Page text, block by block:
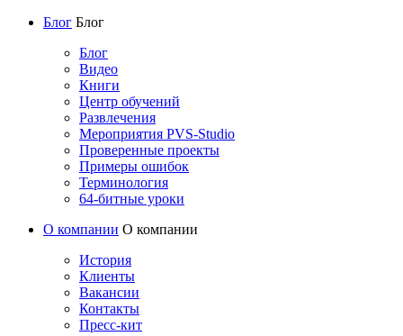
Блог Блог
Блог
Видео
Книги
Центр обучений
Развлечения
Мероприятия PVS-Studio
Проверенные проекты
Примеры ошибок
Терминология
64-битные уроки
О компании О компании
История
Клиенты
Вакансии
Контакты
Пресс-кит